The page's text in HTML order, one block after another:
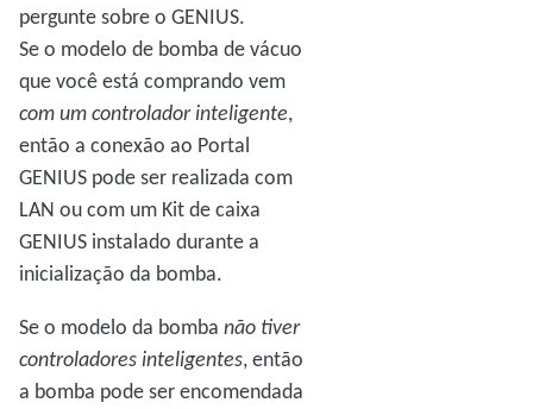
pergunte sobre o GENIUS.
Se o modelo de bomba de vácuo
que você está comprando vem
com um controlador inteligente,
então a conexão ao Portal
GENIUS pode ser realizada com
LAN ou com um Kit de caixa
GENIUS instalado durante a
inicialização da bomba.
Se o modelo da bomba não tiver
controladores inteligentes, então
a bomba pode ser encomendada